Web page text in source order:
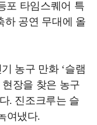
포 타임스퀘어 특
하 공연 무대에 올
농구 만화 ‘슬램
장을 찾은 농구
. 진조크루는 슬
여냈다.